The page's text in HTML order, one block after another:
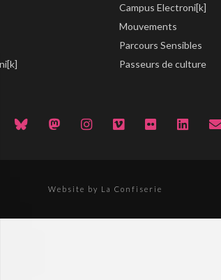
Campus Electroni[k]
Mouvements
Parcours Sensibles
Passeurs de culture
Website by La Confiserie